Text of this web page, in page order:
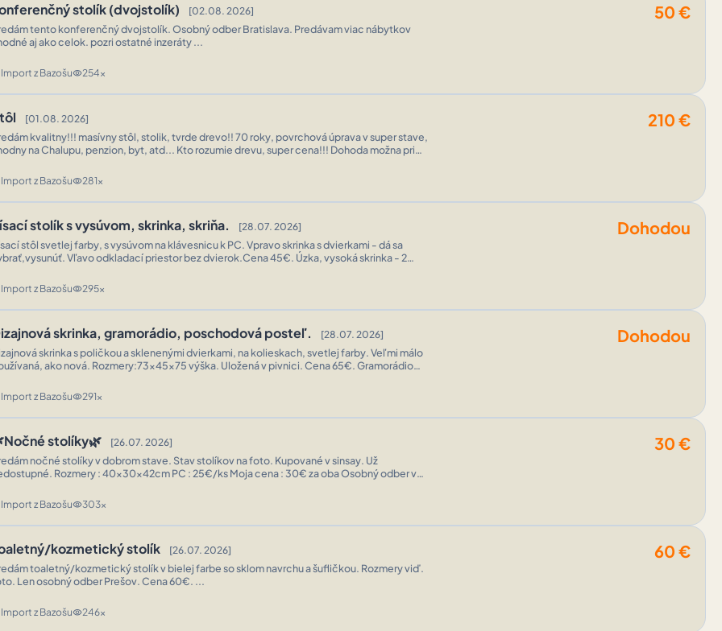
stolík (dvojstolík) [02.08. 2026] 50 €
tento konferenčný dvojstolík. Osobný odber Bratislava. Predávam viac nábytkov
aj ako celok. pozri ostatné inzeráty ...
Import z Bazošuvisibility254x
[01.08. 2026] 210 €
stôl, stolik, tvrde drevo!! 70 roky, povrchová úprava v super stave,
na Chalupu, penzion, byt, atd... Kto rozumie drevu, super cena!!! Dohoda možna pri
Import z Bazošuvisibility281x
stolík s vysúvom, skrinka, skriňa. [28.07. 2026] Dohodou
stôl svetlej farby, s vysúvom na klávesnicu k PC. Vpravo skrinka s dvierkami - dá sa
Vľavo odkladací priestor bez dvierok.Cena 45€. Úzka, vysoká skrinka - 2
Import z Bazošuvisibility295x
skrinka, gramorádio, poschodová posteľ. [28.07. 2026] Dohodou
skrinka s poličkou a sklenenými dvierkami, na kolieskach, svetlej farby. Veľmi málo
ako nová. Rozmery:73x45x75 výška. Uložená v pivnici. Cena 65€. Gramorádio
Import z Bazošuvisibility291x
stolíky🌿 [26.07. 2026] 30 €
nočné stolíky v dobrom stave. Stav stolíkov na foto. Kupované v sinsay. Už
: 40x30x42cm PC : 25€/ks Moja cena : 30€ za oba Osobný odber v
Import z Bazošuvisibility303x
kozmetický stolík [26.07. 2026] 60 €
toaletný/kozmetický stolík v bielej farbe so sklom navrchu a šufličkou. Rozmery viď.
Len osobný odber Prešov. Cena 60€. ...
Import z Bazošuvisibility246x